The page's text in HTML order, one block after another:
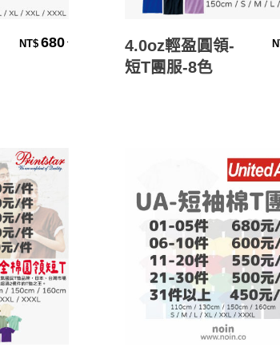
NT$ 680 . 選擇規格
4.0oz輕盈圓領-
短T團服-8色